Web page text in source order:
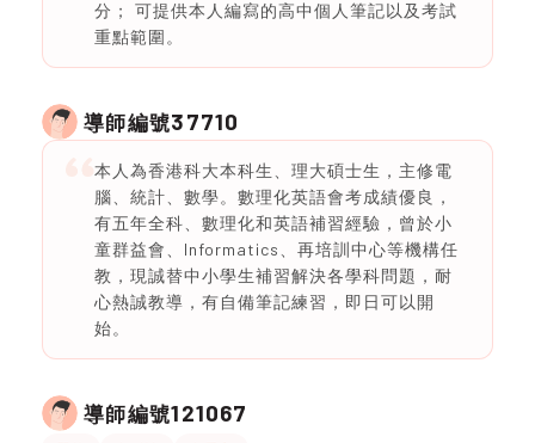
分； 可提供本人編寫的高中個人筆記以及考試
重點範圍。
導師編號37710
本人為香港科大本科生、理大碩士生，主修電
腦、統計、數學。數理化英語會考成績優良，
有五年全科、數理化和英語補習經驗，曾於小
童群益會、Informatics、再培訓中心等機構任
教，現誠替中小學生補習解決各學科問題，耐
心熱誠教導，有自備筆記練習，即日可以開
始。
導師編號121067